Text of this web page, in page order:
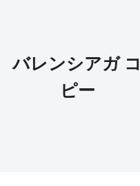
バレンシアガ コ
ピー